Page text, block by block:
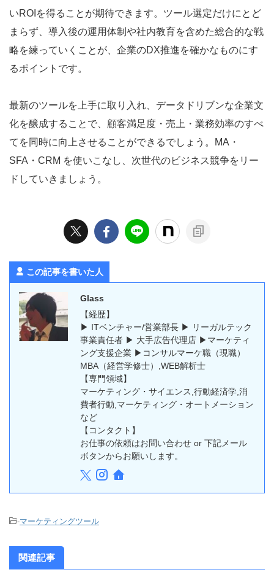
いROIを得ることが期待できます。ツール選定だけにとど
まらず、導入後の運用体制や社内教育を含めた総合的な戦
略を練っていくことが、企業のDX推進を確かなものにす
るポイントです。
最新のツールを上手に取り入れ、データドリブンな企業文
化を醸成することで、顧客満足度・売上・業務効率のすべ
てを同時に向上させることができるでしょう。MA・
SFA・CRM を使いこなし、次世代のビジネス競争をリー
ドしていきましょう。
この記事を書いた人
Glass
【経歴】
▶︎ ITベンチャー/営業部長 ▶︎ リーガルテック
事業責任者 ▶︎ 大手広告代理店 ▶︎マーケティ
ング支援企業 ▶︎コンサルマーケ職（現職）
MBA（経営学修士）,WEB解析士
【専門領域】
マーケティング・サイエンス,行動経済学,消
費者行動,マーケティング・オートメーション
など
【コンタクト】
お仕事の依頼はお問い合わせ or 下記メール
ボタンからお願いします。
-マーケティングツール
関連記事